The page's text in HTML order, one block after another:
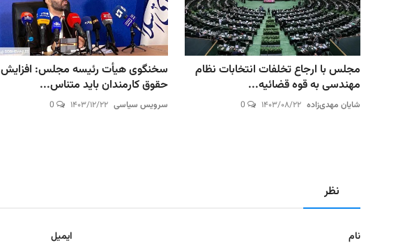
مجلس با ارجاع تخلفات انتخابات نظام
مهندسی به قوه قضائیه...
شایان مهدی‌زاده ۱۴۰۳/۰۸/۲۲
سخنگوی هیأت رئیسه مجلس: افزایش
حقوق کارمندان باید متناس...
سرویس سیاسی ۱۴۰۳/۱۲/۲۲ 0
نظر
نام ایمیل